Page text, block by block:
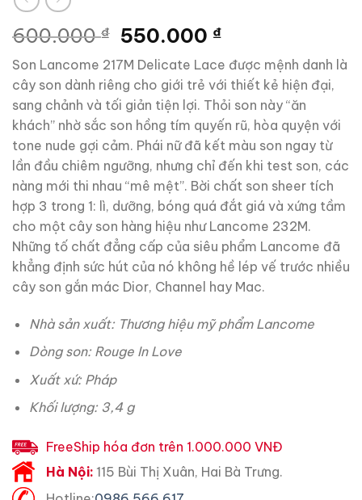
600.000₫
Giá
gốc
là:
600.000 ₫.
550.000 ₫Giá
hiện
tại
là:
550.000 ₫.
Son Lancome 217M Delicate Lace được mệnh danh là
cây son dành riêng cho giới trẻ với thiết kẻ hiện đại,
sang chảnh và tối giản tiện lợi. Thỏi son này “ăn
khách” nhờ sắc son hồng tím quyến rũ, hòa quyện với
tone nude gợi cảm. Phái nữ đã kết màu son ngay từ
lần đầu chiêm ngưỡng, nhưng chỉ đến khi test son, các
nàng mới thi nhau “mê mệt”. Bời chất son sheer tích
hợp 3 trong 1: lì, dưỡng, bóng quá đắt giá và xứng tầm
cho một cây son hàng hiệu như Lancome 232M.
Những tố chất đẳng cấp của siêu phẩm Lancome đã
khẳng định sức hút của nó không hề lép vế trước nhiều
cây son gắn mác Dior, Channel hay Mac.
Nhà sản xuất: Thương hiệu mỹ phẩm Lancome
Dòng son: Rouge In Love
Xuất xứ: Pháp
Khối lượng: 3,4 g
FreeShip hóa đơn trên 1.000.000 VNĐ
Hà Nội: 115 Bùi Thị Xuân, Hai Bà Trưng.